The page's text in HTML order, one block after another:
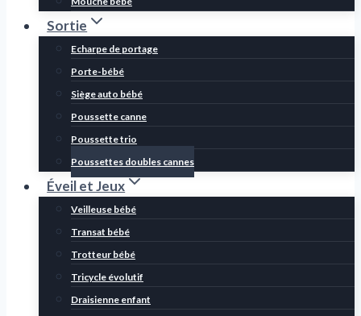
Sortie
Echarpe de portage
Porte-bébé
Siège auto bébé
Poussette canne
Poussette trio
Poussettes doubles cannes
Éveil et Jeux
Veilleuse bébé
Transat bébé
Trotteur bébé
Tricycle évolutif
Draisienne enfant